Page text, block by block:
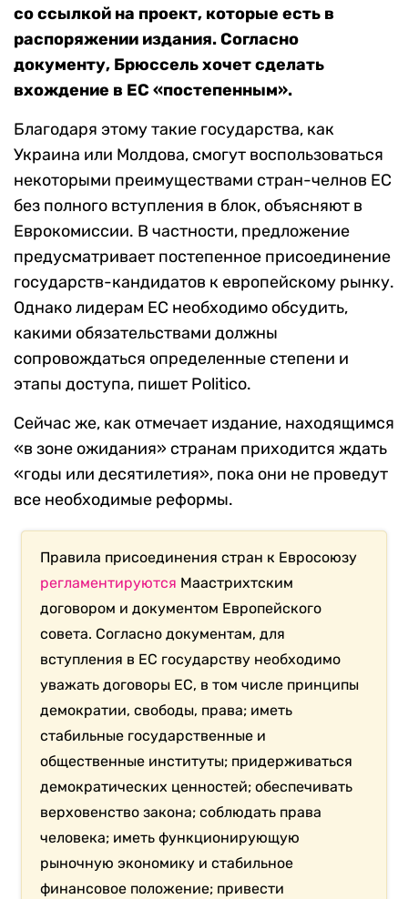
со ссылкой на проект, которые есть в
распоряжении издания. Согласно
документу, Брюссель хочет сделать
вхождение в ЕС «постепенным».
Благодаря этому такие государства, как
Украина или Молдова, смогут воспользоваться
некоторыми преимуществами стран-челнов ЕС
без полного вступления в блок, объясняют в
Еврокомиссии. В частности, предложение
предусматривает постепенное присоединение
государств-кандидатов к европейскому рынку.
Однако лидерам ЕС необходимо обсудить,
какими обязательствами должны
сопровождаться определенные степени и
этапы доступа, пишет Politico.
Сейчас же, как отмечает издание, находящимся
«в зоне ожидания» странам приходится ждать
«годы или десятилетия», пока они не проведут
все необходимые реформы.
Правила присоединения стран к Евросоюзу
регламентируются Маастрихтским
договором и документом Европейского
совета. Согласно документам, для
вступления в ЕС государству необходимо
уважать договоры ЕС, в том числе принципы
демократии, свободы, права; иметь
стабильные государственные и
общественные институты; придерживаться
демократических ценностей; обеспечивать
верховенство закона; соблюдать права
человека; иметь функционирующую
рыночную экономику и стабильное
финансовое положение; привести